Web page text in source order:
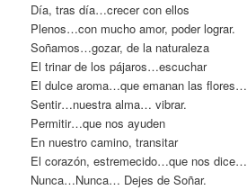
Día, tras día…crecer con ellos
Plenos…con mucho amor, poder lograr.
Soñamos…gozar, de la naturaleza
El trinar de los pájaros…escuchar
El dulce aroma…que emanan las flores…
Sentir…nuestra alma… vibrar.
Permitir…que nos ayuden
En nuestro camino, transitar
El corazón, estremecido…que nos dice…
Nunca…Nunca… Dejes de Soñar.